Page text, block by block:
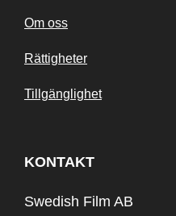
Om oss
Rättigheter
Tillgänglighet
KONTAKT
Swedish Film AB